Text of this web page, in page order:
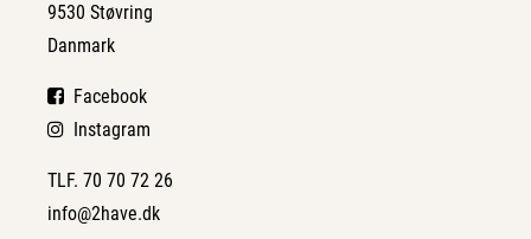
9530 Støvring
Danmark
Facebook
Instagram
TLF. 70 70 72 26
info@2have.dk